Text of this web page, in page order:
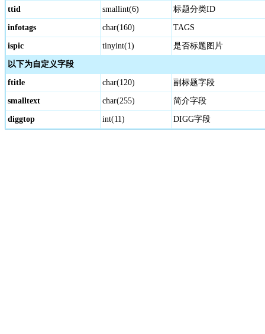
ttid smallint(6) 标题分类ID
infotags char(160) TAGS
ispic tinyint(1) 是否标题图片
以下为自定义字段
ftitle char(120) 副标题字段
smalltext char(255) 简介字段
diggtop int(11) DIGG字段